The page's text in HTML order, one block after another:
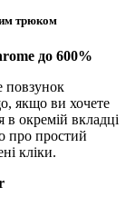
трюком
до 600%
повзунок
якщо ви хочете
в окремій вкладці
про простий
кліки.